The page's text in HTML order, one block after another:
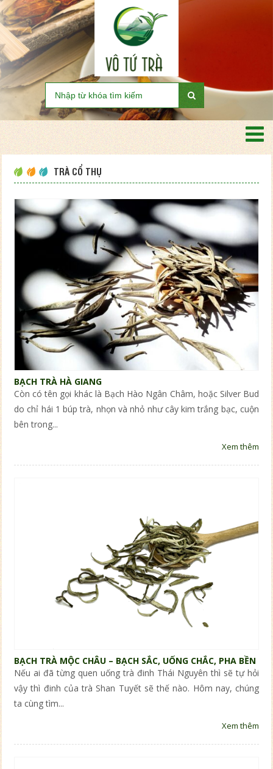
TRÀ CỔ THỤ
BẠCH TRÀ HÀ GIANG
Còn có tên gọi khác là Bạch Hào Ngân Châm, hoặc Silver Bud
do chỉ hái 1 búp trà, nhọn và nhỏ như cây kim trắng bạc, cuộn
bên trong...
Xem thêm
BẠCH TRÀ MỘC CHÂU – BẠCH SẮC, UỐNG CHẮC, PHA BỀN
Nếu ai đã từng quen uống trà đinh Thái Nguyên thì sẽ tự hỏi
vậy thì đinh của trà Shan Tuyết sẽ thế nào. Hôm nay, chúng
ta cùng tìm...
Xem thêm